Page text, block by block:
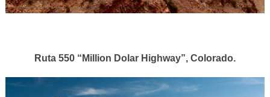
Ruta 550 “Million Dolar Highway”, Colorado.